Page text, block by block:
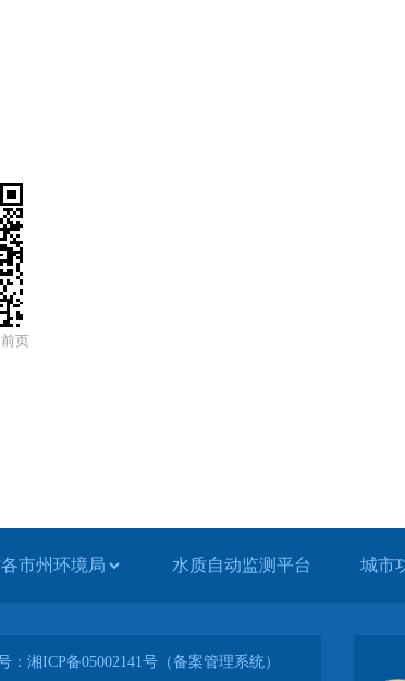
页
水质自动监测平台 城市
：湘ICP备05002141号（备案管理系统）